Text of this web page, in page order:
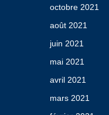
octobre 2021
août 2021
juin 2021
mai 2021
avril 2021
mars 2021